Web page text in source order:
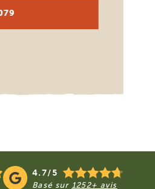
4.7/5
Basé sur 1252+ avis